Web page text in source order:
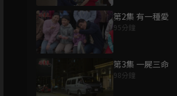
第2集 有一種愛
95分鐘
第3集 一屍三命
98分鐘